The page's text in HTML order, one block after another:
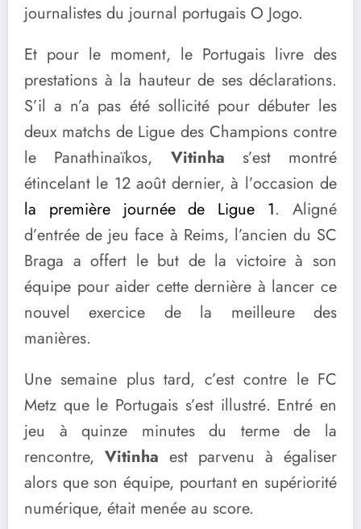
journalistes du journal portugais O Jogo.
Et pour le moment, le Portugais livre des
prestations à la hauteur de ses déclarations.
S’il a n’a pas été sollicité pour débuter les
deux matchs de Ligue des Champions contre
le Panathinaïkos, Vitinha s’est montré
étincelant le 12 août dernier, à l’occasion de
la première journée de Ligue 1. Aligné
d’entrée de jeu face à Reims, l’ancien du SC
Braga a offert le but de la victoire à son
équipe pour aider cette dernière à lancer ce
nouvel exercice de la meilleure des
manières.
Une semaine plus tard, c’est contre le FC
Metz que le Portugais s’est illustré. Entré en
jeu à quinze minutes du terme de la
rencontre, Vitinha est parvenu à égaliser
alors que son équipe, pourtant en supériorité
numérique, était menée au score.